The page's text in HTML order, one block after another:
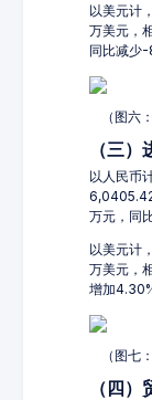
以美元计
万美元，
同比减少-
（图六
（三
以人民币
万元，同
以美元计
万美元，
增加
（图七
（四